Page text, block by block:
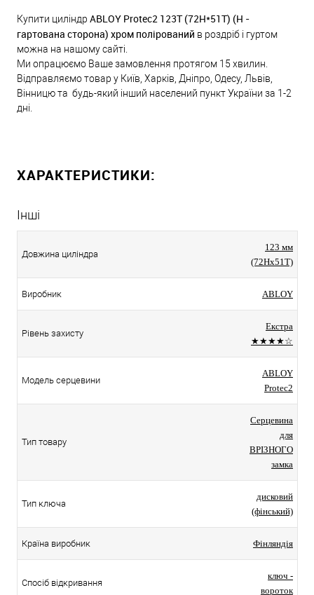
Купити циліндр ABLOY Protec2 123T (72H*51T) (H -
гартована сторона) хром полірований в роздріб і гуртом
можна на нашому сайті.
Ми опрацюємо Ваше замовлення протягом 15 хвилин.
Відправляємо товар у Київ, Харків, Дніпро, Одесу, Львів,
Вінницю та будь-який інший населений пункт України за 1-2
дні.
ХАРАКТЕРИСТИКИ:
Інші
Довжина циліндра
123 мм
(72Hx51T)
Виробник ABLOY
Рівень захисту
Екстра
★★★★☆
Модель серцевини
ABLOY
Protec2
Тип товару
Серцевина
для
ВРІЗНОГО
замка
Тип ключа
дисковий
(фінський)
Країна виробник Фінляндія
Спосіб відкривання
ключ -
вороток